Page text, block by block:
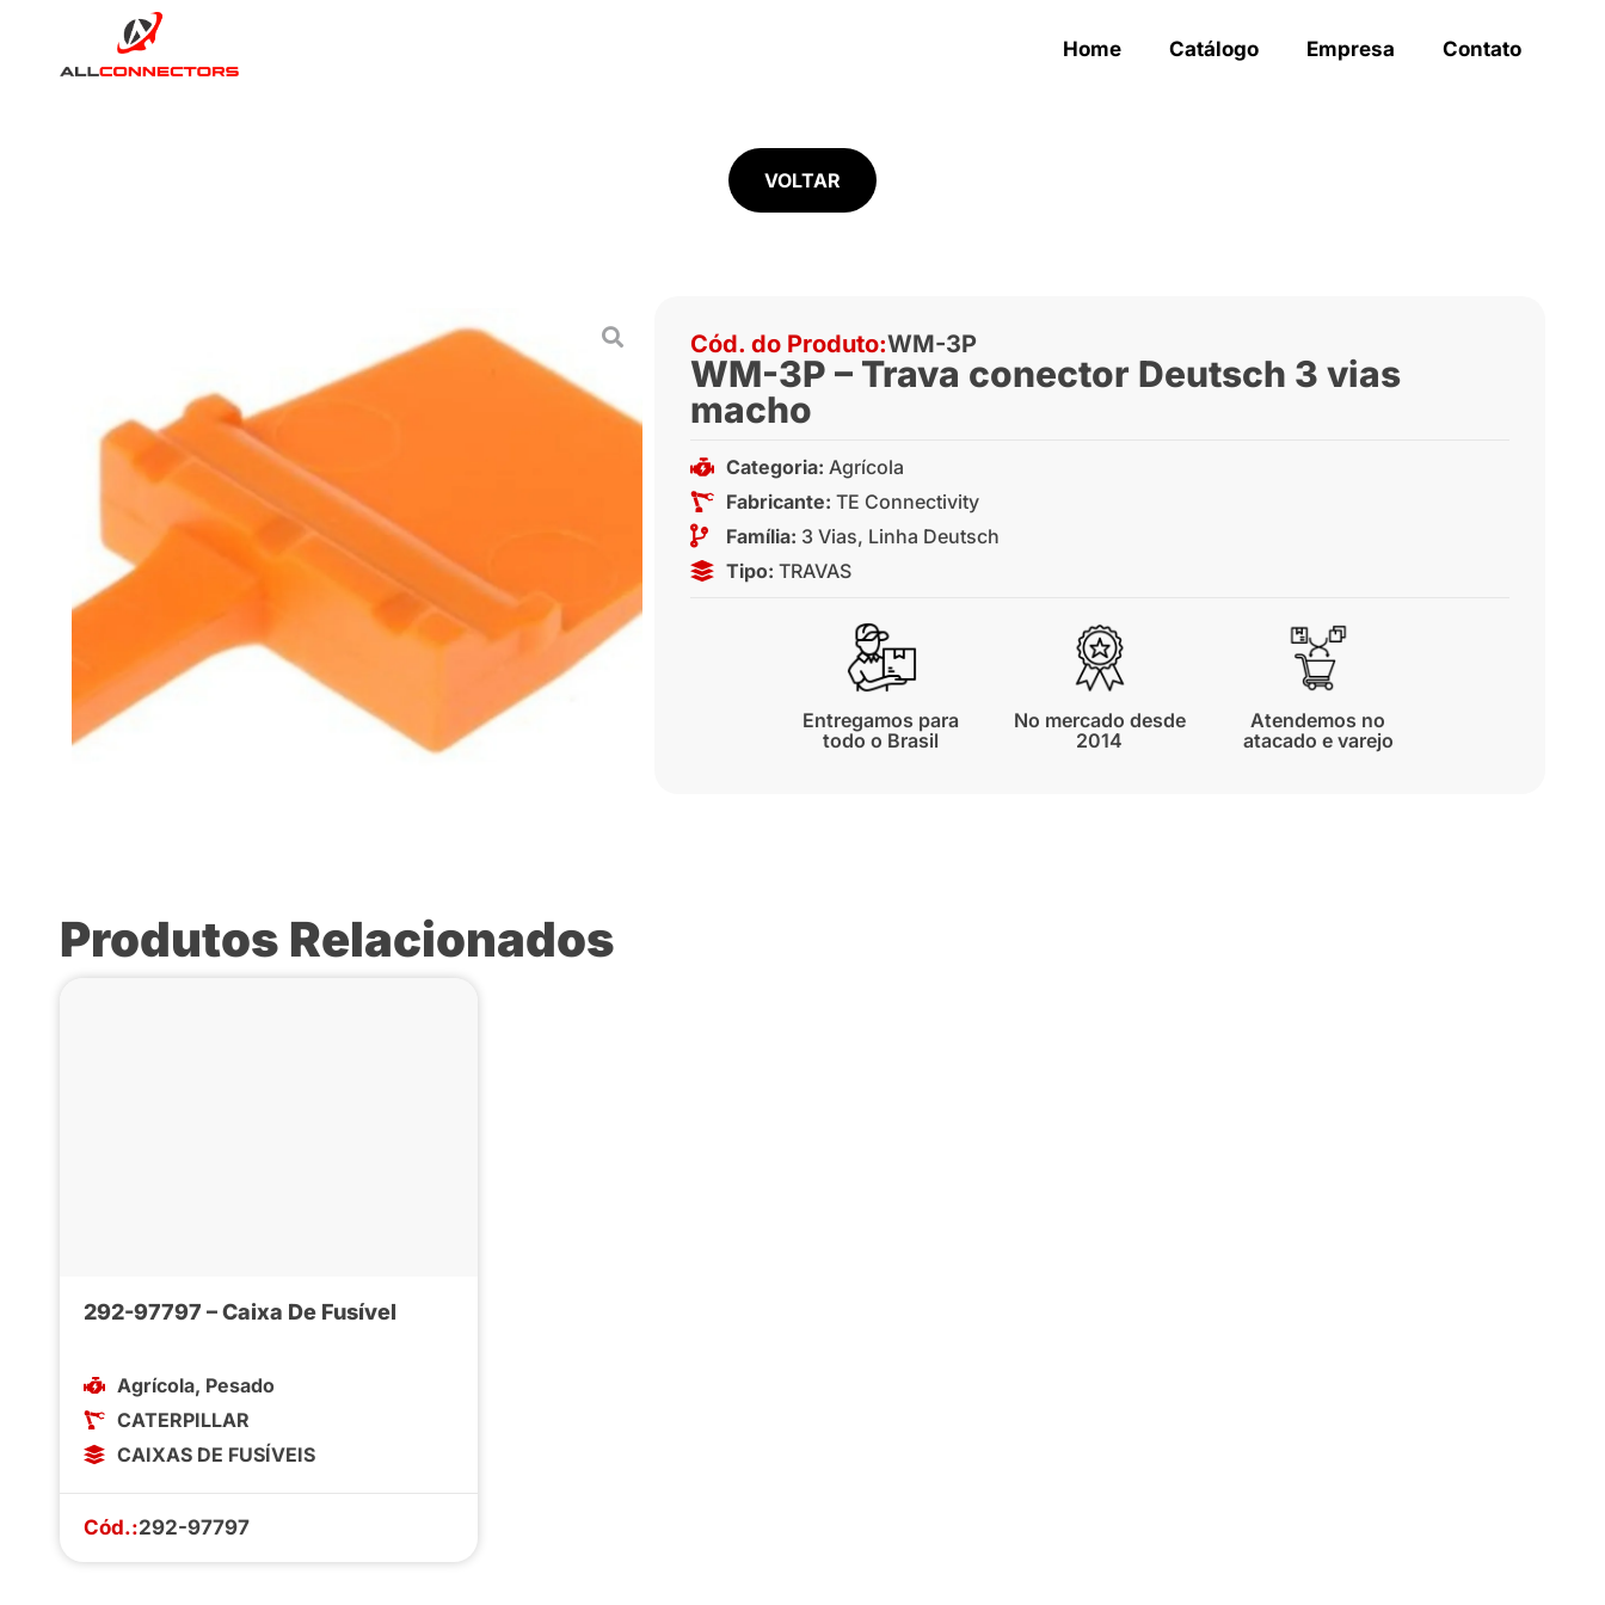
Home Catálogo Empresa Contato
VOLTAR
Cód. do Produto:WM-3P
WM-3P – Trava conector Deutsch 3 vias
macho
Categoria: Agrícola
Fabricante: TE Connectivity
Família: 3 Vias, Linha Deutsch
Tipo: TRAVAS
Entregamos para
todo o Brasil
No mercado desde
2014
Atendemos no
atacado e varejo
Produtos Relacionados
292-97797 – Caixa De Fusível
Agrícola, Pesado
CATERPILLAR
CAIXAS DE FUSÍVEIS
Cód.:292-97797